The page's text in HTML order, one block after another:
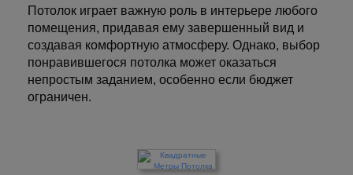
Потолок играет важную роль в интерьере любого
помещения, придавая ему завершенный вид и
создавая комфортную атмосферу. Однако, выбор
понравившегося потолка может оказаться
непростым заданием, особенно если бюджет
ограничен.